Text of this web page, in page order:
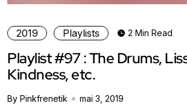
2019 Playlists 2 Min Read
Playlist #97 : The Drums,
Kindness, etc.
By Pinkfrenetik mai 3, 2019